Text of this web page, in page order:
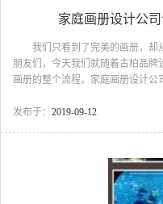
家庭画册设计公
我们只看到了完美的画册，却
朋友们，今天我们就随着古柏品
画册的整个流程。家庭画册设
册进行细致周密的统筹布局安排，
型的价格又是多少等，这个前期
展，和设计师对画册的构思和
发布于： 2019-09-12